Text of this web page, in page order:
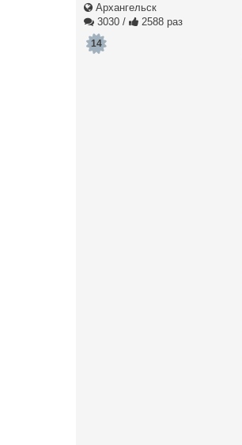
Архангельск
3030 / 2588 раз
14